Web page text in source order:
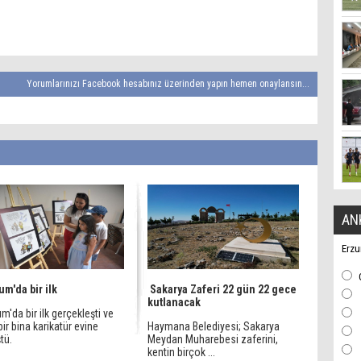
Yorumlarınızı Facebook hesabınız üzerinden yapın hemen onaylansın...
bir ilk
bir ilk gerçekleşti ve
bina karikatür evine
Sakarya Zaferi 22 gün 22 gece
kutlanacak
Haymana Belediyesi; Sakarya
Meydan Muharebesi zaferini,
kentin birçok ...